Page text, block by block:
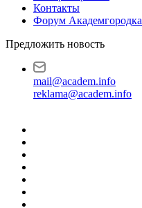
Контакты
Форум Академгородка
Предложить новость
mail@academ.info
reklama@academ.info